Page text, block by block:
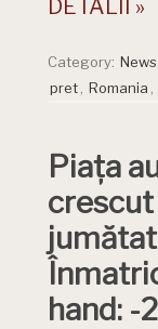
DETALII »
Category: News
pret
Romania
Piața
hand: -